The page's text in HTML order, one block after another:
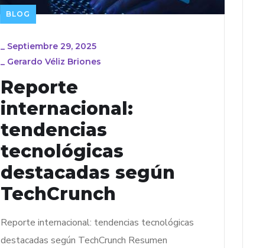
BLOG
_ Septiembre 29, 2025
_ Gerardo Véliz Briones
Reporte
internacional:
tendencias
tecnológicas
destacadas según
TechCrunch
Reporte internacional: tendencias tecnológicas
destacadas según TechCrunch Resumen